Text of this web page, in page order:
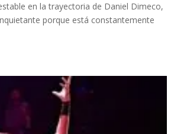
en la trayectoria de Daniel Dimeco,
porque está constantemente